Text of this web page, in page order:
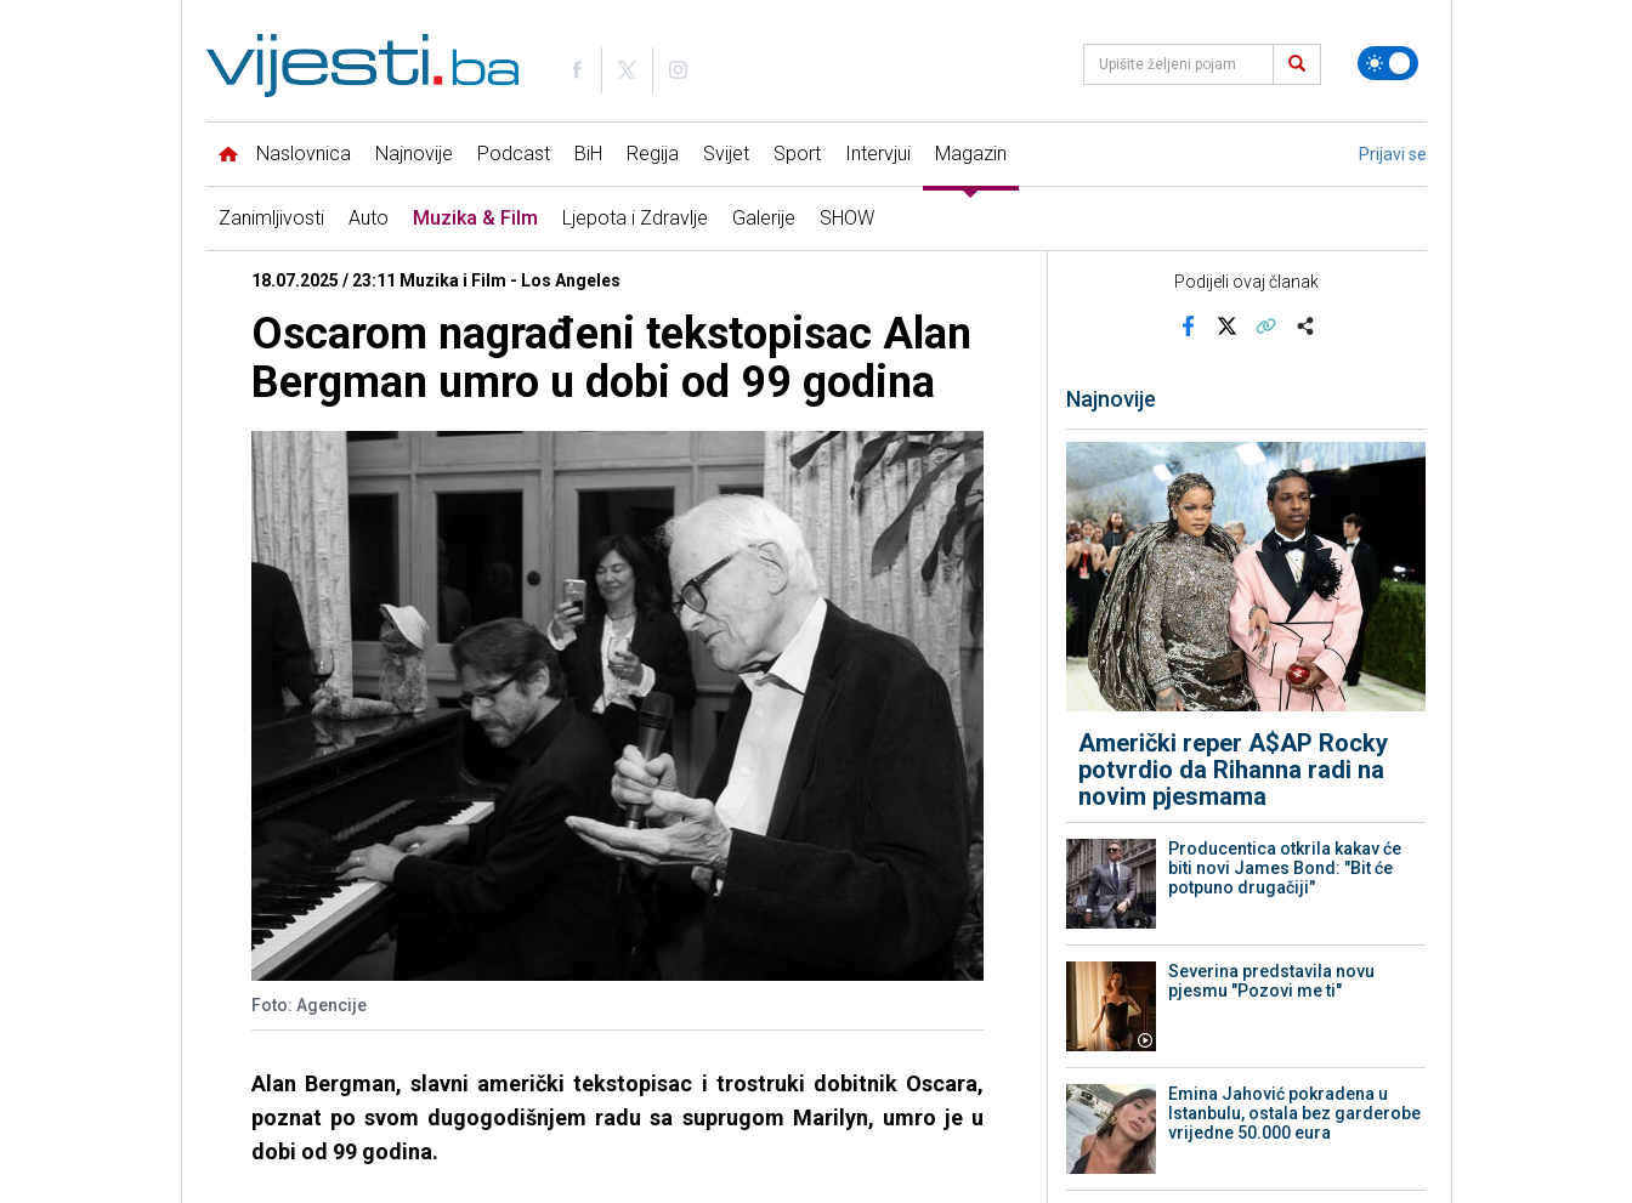
Naslovnica Najnovije Podcast BiH Regija Svijet Sport Intervjui Magazin Prijavi se
Zanimljivosti Auto Muzika & Film Ljepota i Zdravlje Galerije SHOW
18.07.2025 / 23:11 Muzika i Film - Los Angeles
Oscarom nagrađeni tekstopisac Alan
Bergman umro u dobi od 99 godina
Foto: Agencije
Alan Bergman, slavni američki tekstopisac i trostruki dobitnik Oscara,
poznat po svom dugogodišnjem radu sa suprugom Marilyn, umro je u
dobi od 99 godina.
Podijeli ovaj članak
Najnovije
Američki reper A$AP Rocky
potvrdio da Rihanna radi na
novim pjesmama
Producentica otkrila kakav će
biti novi James Bond: "Bit će
potpuno drugačiji"
Severina predstavila novu
pjesmu "Pozovi me ti"
Emina Jahović pokradena u
Istanbulu, ostala bez garderobe
vrijedne 50.000 eura